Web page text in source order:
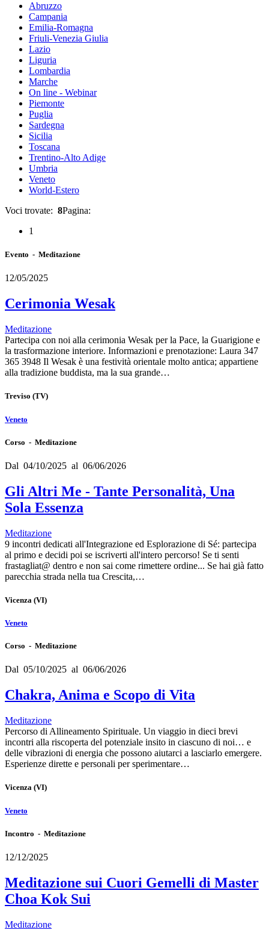
Abruzzo
Campania
Emilia-Romagna
Friuli-Venezia Giulia
Lazio
Liguria
Lombardia
Marche
On line - Webinar
Piemonte
Puglia
Sardegna
Sicilia
Toscana
Trentino-Alto Adige
Umbria
Veneto
World-Estero
Voci trovate: 8Pagina:
1
Evento - Meditazione
12/05/2025
Cerimonia Wesak
Meditazione
Partecipa con noi alla cerimonia Wesak per la Pace, la Guarigione e
la trasformazione interiore. Informazioni e prenotazione: Laura 347
365 3948 Il Wesak è una festività orientale molto antica; appartiene
alla tradizione buddista, ma la sua grande…
Treviso (TV)
Veneto
Corso - Meditazione
Dal 04/10/2025 al 06/06/2026
Gli Altri Me - Tante Personalità, Una
Sola Essenza
Meditazione
9 incontri dedicati all'Integrazione ed Esplorazione di Sé: partecipa
al primo e decidi poi se iscriverti all'intero percorso! Se ti senti
frastagliat@ dentro e non sai come rimettere ordine... Se hai già fatto
parecchia strada nella tua Crescita,…
Vicenza (VI)
Veneto
Corso - Meditazione
Dal 05/10/2025 al 06/06/2026
Chakra, Anima e Scopo di Vita
Meditazione
Percorso di Allineamento Spirituale. Un viaggio in dieci brevi
incontri alla riscoperta del potenziale insito in ciascuno di noi… e
delle vibrazioni di energia che possono aiutarci a lasciarlo emergere.
Esperienze dirette e personali per sperimentare…
Vicenza (VI)
Veneto
Incontro - Meditazione
12/12/2025
Meditazione sui Cuori Gemelli di Master
Choa Kok Sui
Meditazione